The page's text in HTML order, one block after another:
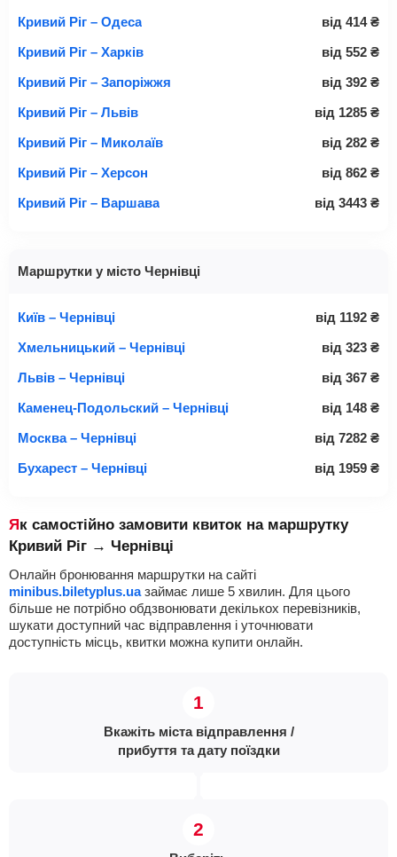
Кривий Ріг – Одеса
від 414 ₴
Кривий Ріг – Харків
від 552 ₴
Кривий Ріг – Запоріжжя
від 392 ₴
Кривий Ріг – Львів
від 1285 ₴
Кривий Ріг – Миколаїв
від 282 ₴
Кривий Ріг – Херсон
від 862 ₴
Кривий Ріг – Варшава
від 3443 ₴
Маршрутки у місто Чернівці
Київ – Чернівці від 1192 ₴
Хмельницький – Чернівці
від 323 ₴
Львів – Чернівці
від 367 ₴
Каменец-Подольский – Чернівці
від 148 ₴
Москва – Чернівці
від 7282 ₴
Бухарест – Чернівці
від 1959 ₴
Як самостійно замовити квиток на маршрутку
Кривий Ріг → Чернівці
Онлайн бронювання маршрутки на сайті
minibus.biletyplus.uaзаймає лише 5 хвилин. Для цього
більше не потрібно обдзвонювати декількох перевізників,
шукати доступний час відправлення і уточнювати
доступність місць, квитки можна купити онлайн.
Вкажіть міста відправлення /
прибуття та дату поїздки